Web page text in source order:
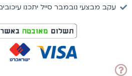
עקב מבצעי נובמבר סייל יתכנו